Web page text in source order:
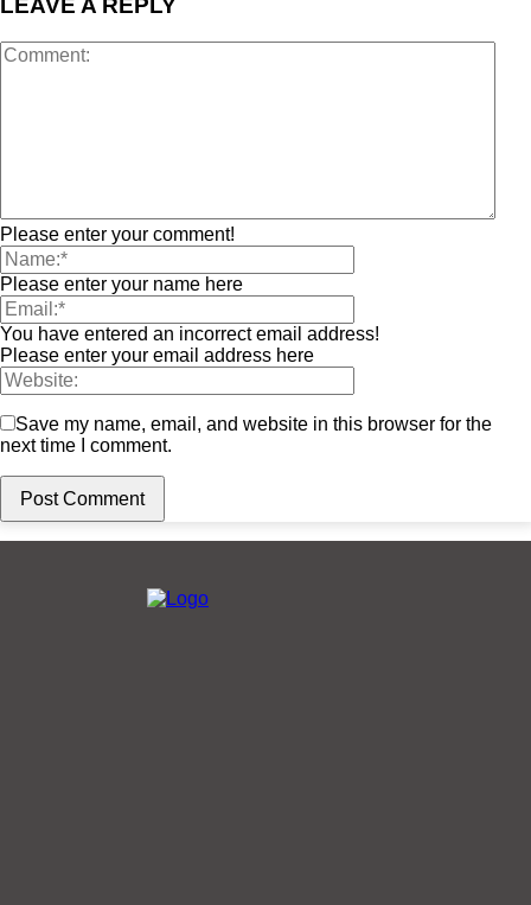
LEAVE A REPLY
Please enter your comment!
Please enter your name here
You have entered an incorrect email address!
Please enter your email address here
Save my name, email, and website in this browser for the
next time I comment.